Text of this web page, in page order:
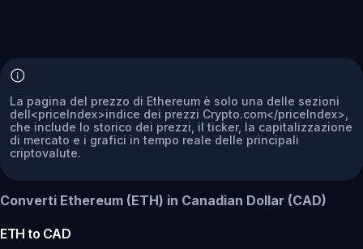
La pagina del prezzo di Ethereum è solo una delle sezioni
dell<priceIndex>indice dei prezzi Crypto.com</priceIndex>,
che include lo storico dei prezzi, il ticker, la capitalizzazione
di mercato e i grafici in tempo reale delle principali
criptovalute.
Converti Ethereum (ETH) in Canadian Dollar (CAD)
ETH to CAD